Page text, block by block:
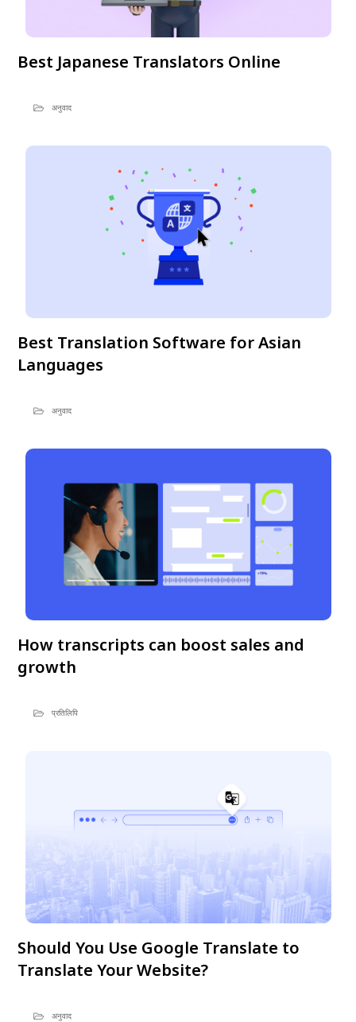
Best Japanese Translators Online
अनुवाद
Best Translation Software for Asian
Languages
अनुवाद
How transcripts can boost sales and
growth
प्रतिलिपि
Should You Use Google Translate to
Translate Your Website?
अनुवाद